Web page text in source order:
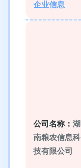
企业信息
公司名称： 湖
南粮农信息科
技有限公司